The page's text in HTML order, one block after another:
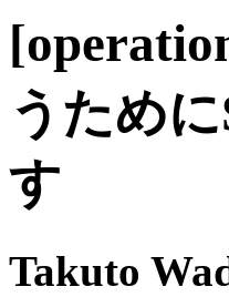
うため
す
Takuto